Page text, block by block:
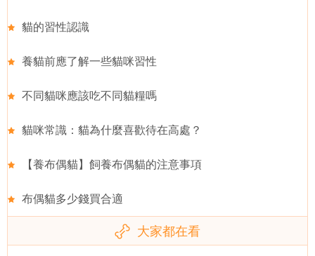
貓的習性認識
養貓前應了解一些貓咪習性
不同貓咪應該吃不同貓糧嗎
貓咪常識：貓為什麼喜歡待在高處？
【養布偶貓】飼養布偶貓的注意事項
布偶貓多少錢買合適
大家都在看